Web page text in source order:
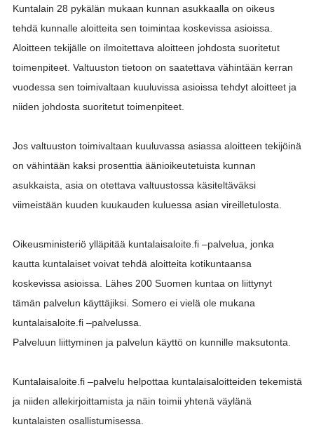
Kuntalain 28 pykälän mukaan kunnan asukkaalla on oikeus
tehdä kunnalle aloitteita sen toimintaa koskevissa asioissa.
Aloitteen tekijälle on ilmoitettava aloitteen johdosta suoritetut
toimenpiteet. Valtuuston tietoon on saatettava vähintään kerran
vuodessa sen toimivaltaan kuuluvissa asioissa tehdyt aloitteet ja
niiden johdosta suoritetut toimenpiteet.
Jos valtuuston toimivaltaan kuuluvassa asiassa aloitteen tekijöinä
on vähintään kaksi prosenttia äänioikeutetuista kunnan
asukkaista, asia on otettava valtuustossa käsiteltäväksi
viimeistään kuuden kuukauden kuluessa asian vireilletulosta.
Oikeusministeriö ylläpitää kuntalaisaloite.fi –palvelua, jonka
kautta kuntalaiset voivat tehdä aloitteita kotikuntaansa
koskevissa asioissa. Lähes 200 Suomen kuntaa on liittynyt
tämän palvelun käyttäjiksi. Somero ei vielä ole mukana
kuntalaisaloite.fi –palvelussa.
Palveluun liittyminen ja palvelun käyttö on kunnille maksutonta.
Kuntalaisaloite.fi –palvelu helpottaa kuntalaisaloitteiden tekemistä
ja niiden allekirjoittamista ja näin toimii yhtenä väylänä
kuntalaisten osallistumisessa.